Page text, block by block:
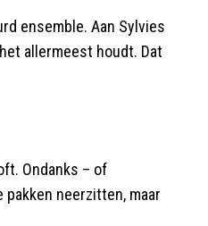
ensemble. Aan Sylvies
allermeest houdt. Dat
Ondanks – of
neerzitten, maar